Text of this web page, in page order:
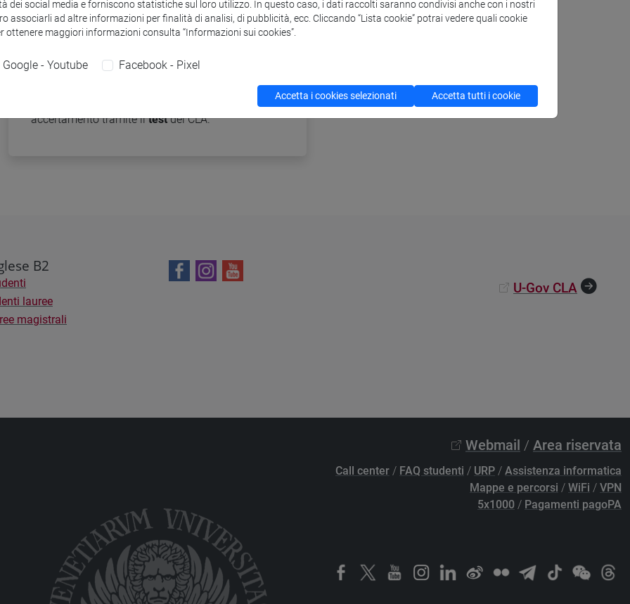
percorso scelto. Invitiamo a consultare le pagine
dedicate ai singoli corsi di laurea magistrale per
certificazioni
dall'Ateneo o consulta le modalità di
accertamento tramite iltestdel CLA.
B2
lauree
magistrali
U-Gov CLA
Webmail / Area riservata
Call center / FAQ studenti / URP / Assistenza informatica
Mappe e percorsi / WiFi / VPN
5x1000 / Pagamenti pagoPA
dei social media e forniscono statistiche sul loro utilizzo. In questo caso, i dati raccolti saranno condivisi anche con i nostri
associarli ad altre informazioni per finalità di analisi, di pubblicità, ecc. Cliccando “Lista cookie” potrai vedere quali cookie
ottenere maggiori informazioni consulta “Informazioni sui cookies”.
Google - Youtube Facebook - Pixel
Accetta i cookies selezionati Accetta tutti i cookie